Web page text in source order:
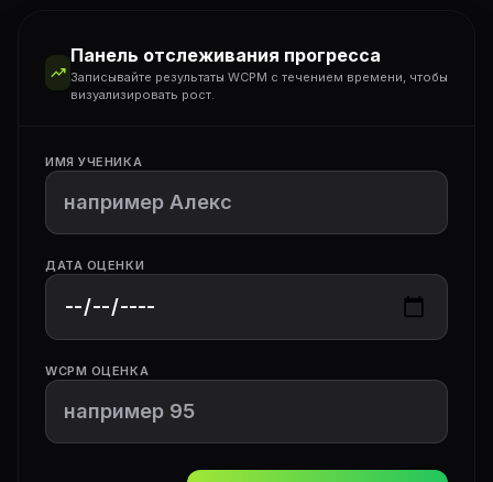
trending_up
Панель отслеживания прогресса
Записывайте результаты WCPM с течением времени, чтобы
визуализировать рост.
ИМЯ УЧЕНИКА
ДАТА ОЦЕНКИ
WCPM ОЦЕНКА